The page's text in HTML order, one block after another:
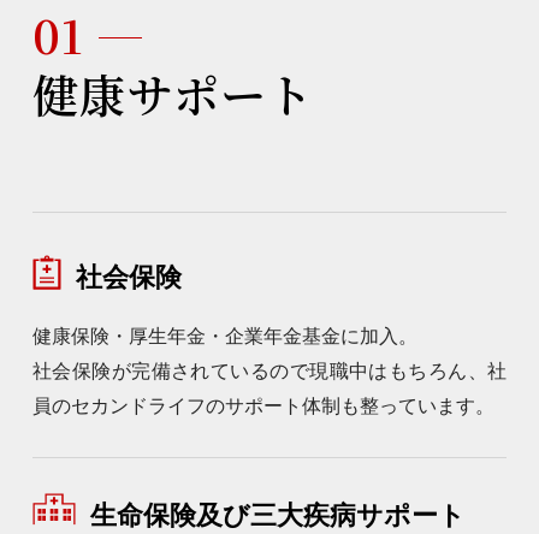
01
健康サポート
社会保険
健康保険・厚生年金・企業年金基金に加入。
社会保険が完備されているので現職中はもちろん、社
員のセカンドライフのサポート体制も整っています。
生命保険及び三大疾病サポート